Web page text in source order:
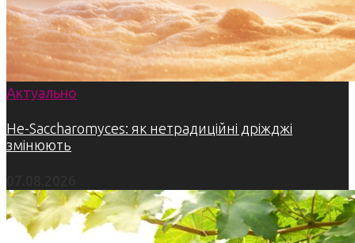
Актуально
Не-Saccharomyces: як нетрадиційні дріжджі
змінюють